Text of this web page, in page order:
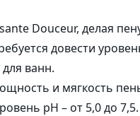
Douceur, делая
довести
ванн.
и мягкость
pH – от 5,0 до 7,5.